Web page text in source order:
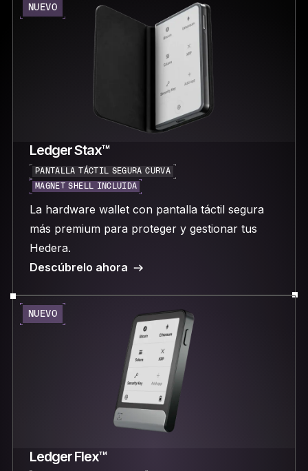
NUEVO
Ledger Stax™
PANTALLA TÁCTIL SEGURA CURVA
MAGNET SHELL INCLUIDA
La hardware wallet con pantalla táctil segura
más premium para proteger y gestionar tus
Hedera.
Descúbrelo ahora
NUEVO
Ledger Flex™